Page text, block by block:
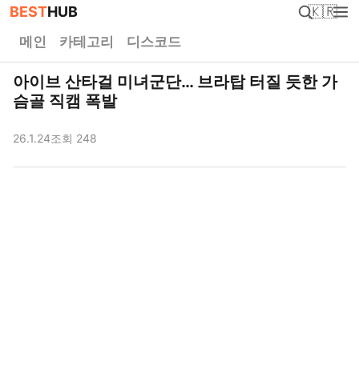
BESTHUB 🇰🇷
메인 카테고리 디스코드
아이브 산타걸 미녀군단… 브라탑 터질 듯한 가
슴골 직캠 폭발
26.1.24조회 248